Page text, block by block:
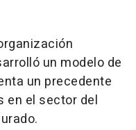
un modelo de
un precedente
en el sector del